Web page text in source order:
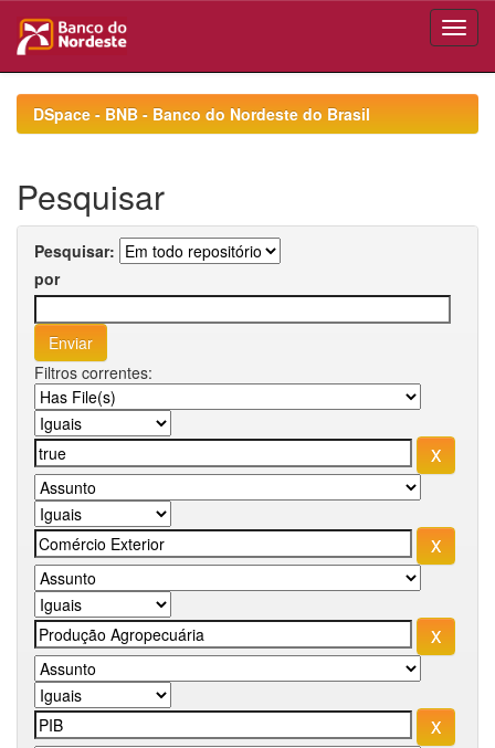
navigationDSpace - BNB - Banco do Nordeste do Brasil
Pesquisar
Pesquisar:
por
Filtros correntes: